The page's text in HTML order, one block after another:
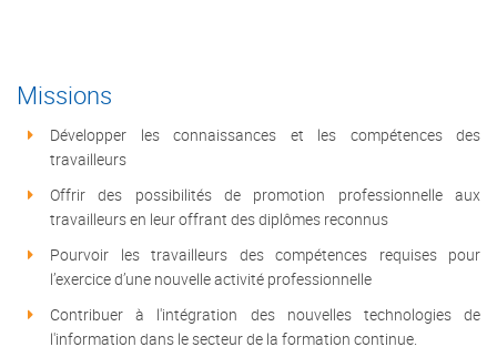
Missions
Développer les connaissances et les compétences des
travailleurs
Offrir des possibilités de promotion professionnelle aux
travailleurs en leur offrant des diplômes reconnus
Pourvoir les travailleurs des compétences requises pour
l’exercice d’une nouvelle activité professionnelle
Contribuer à l'intégration des nouvelles technologies de
l'information dans le secteur de la formation continue.